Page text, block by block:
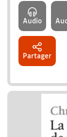
Audio
Partager